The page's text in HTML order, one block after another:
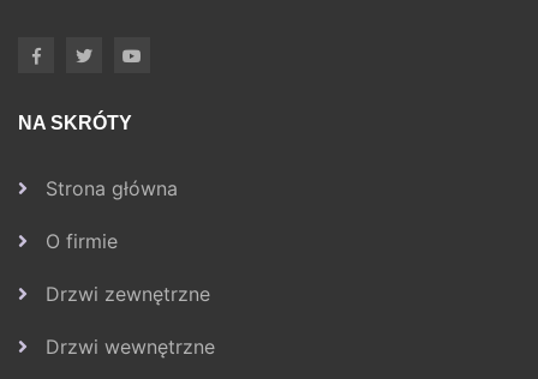
NA SKRÓTY
Strona główna
O firmie
Drzwi zewnętrzne
Drzwi wewnętrzne